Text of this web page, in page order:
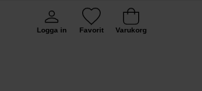
Logga in Favorit Varukorg